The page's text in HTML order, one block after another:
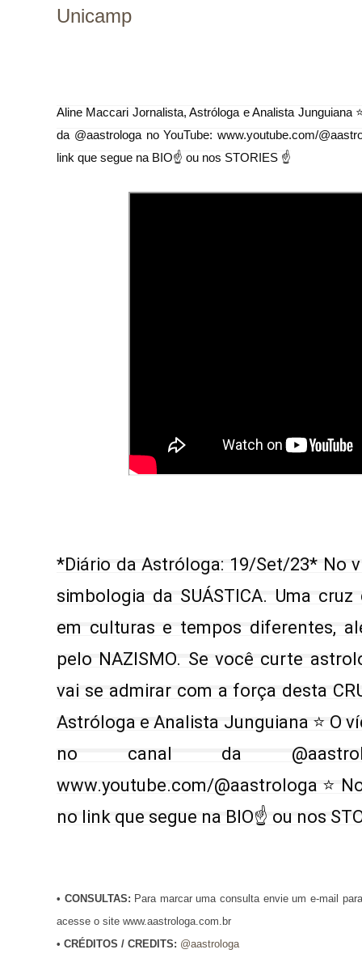
Unicamp
Aline Maccari Jornalista, Astróloga e Analista Junguiana
da @aastrologa no YouTube: www.youtube.com/
link que segue na BIO☝ ou nos STORIES ☝
*Diário da Astróloga: 19/Set/23* No
simbologia da SUÁSTICA. Uma
em culturas e tempos diferentes,
pelo NAZISMO. Se você curte
vai se admirar com a força desta
Astróloga e Analista Junguiana ⭐ O
no canal da
www.youtube.com/@aastrologa ⭐
no link que segue na BIO☝ ou nos
• CONSULTAS: Para marcar uma consulta envie um e-mail
acesse o site www.aastrologa.com.br
• CRÉDITOS / CREDITS: @aastrologa